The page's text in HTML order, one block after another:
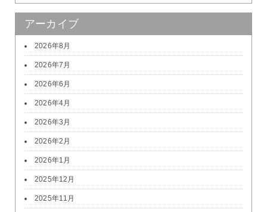
アーカイブ
2026年8月
2026年7月
2026年6月
2026年4月
2026年3月
2026年2月
2026年1月
2025年12月
2025年11月